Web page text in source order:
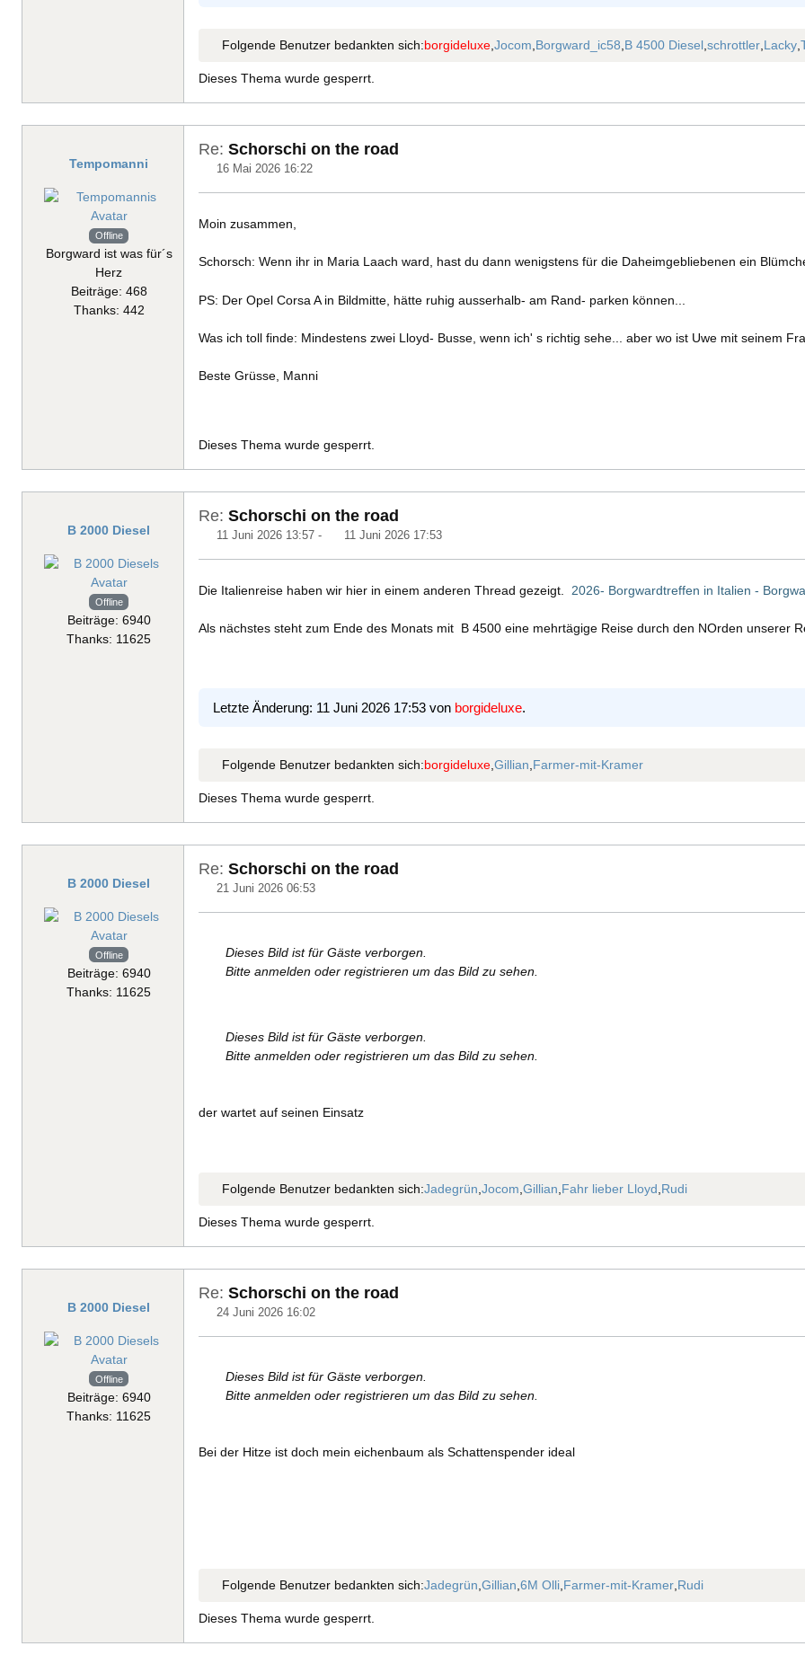
Folgende Benutzer bedankten sich:borgideluxe, Jocom Borgward_ic58 B 4500 Diesel, schrottler, Lacky,
Dieses Thema wurde gesperrt.
Tempomanni
Offline
Borgward ist was für´s
Herz
Beiträge: 468
Thanks: 442
Re: Schorschi on the road
16 Mai 2026 16:22
Moin zusammen,
Schorsch: Wenn ihr in Maria Laach ward, hast du dann wenigstens für die Daheimgebliebenen ein
PS: Der Opel Corsa A in Bildmitte, hätte ruhig ausserhalb- am Rand- parken können...
Was ich toll finde: Mindestens zwei Lloyd- Busse, wenn ich' s richtig sehe... aber wo ist Uwe mit seinem
Beste Grüsse, Manni
Dieses Thema wurde gesperrt.
B 2000 Diesel
Offline
Beiträge: 6940
Thanks: 11625
Re: Schorschi on the road
11 Juni 2026 13:57 - 11 Juni 2026 17:53
Die Italienreise haben wir hier in einem anderen Thread gezeigt. 2026- Borgwardtreffen in Italien -
Als nächstes steht zum Ende des Monats mit B 4500 eine mehrtägige Reise durch den NOrden unserer
Letzte Änderung: 11 Juni 2026 17:53 von borgideluxe.
Folgende Benutzer bedankten sich:borgideluxe, Gillian Farmer-mit-Kramer
Dieses Thema wurde gesperrt.
B 2000 Diesel
Offline
Beiträge: 6940
Thanks: 11625
Re: Schorschi on the road
21 Juni 2026 06:53
Dieses Bild ist für Gäste verborgen.
Bitte anmelden oder registrieren um das Bild zu sehen.
Dieses Bild ist für Gäste verborgen.
Bitte anmelden oder registrieren um das Bild zu sehen.
der wartet auf seinen Einsatz
Folgende Benutzer bedankten sich:Jadegrün Jocom Gillian Fahr lieber Lloyd Rudi
Dieses Thema wurde gesperrt.
B 2000 Diesel
Offline
Beiträge: 6940
Thanks: 11625
Re: Schorschi on the road
24 Juni 2026 16:02
Dieses Bild ist für Gäste verborgen.
Bitte anmelden oder registrieren um das Bild zu sehen.
Bei der Hitze ist doch mein eichenbaum als Schattenspender ideal
Folgende Benutzer bedankten sich:Jadegrün Gillian 6M Olli, Farmer-mit-Kramer, Rudi
Dieses Thema wurde gesperrt.